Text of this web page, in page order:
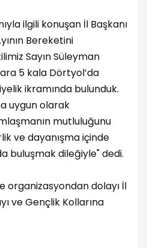
ilgili konuşan İl Başkanı
Bereketini
Sayın Süleyman
5 kala Dörtyol’da
ikramında bulunduk.
uygun olarak
mutluluğunu
ve dayanışma içinde
buluşmak dileğiyle" dedi.
organizasyondan dolayı İl
ve Gençlik Kollarına